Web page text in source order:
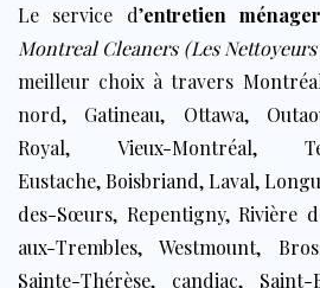
Le service d’entretien
Montreal Cleaners (Les
meilleur choix à travers
nord, Gatineau, Ottawa,
Royal, Vieux-Montréal,
Eustache,Boisbriand,Laval,
des-Sœurs, Repentigny, Rivière
aux-Trembles,Westmount,
Sainte-Thérèse, candiac,